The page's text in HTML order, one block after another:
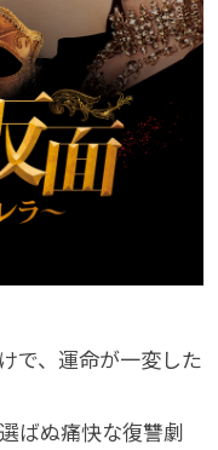
で、運命が一変した
ばぬ痛快な復讐劇